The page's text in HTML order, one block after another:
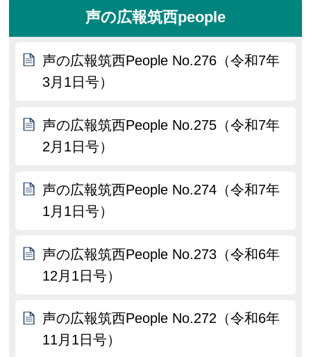
声の広報筑西people
声の広報筑西People No.276（令和7年
3月1日号）
声の広報筑西People No.275（令和7年
2月1日号）
声の広報筑西People No.274（令和7年
1月1日号）
声の広報筑西People No.273（令和6年
12月1日号）
声の広報筑西People No.272（令和6年
11月1日号）